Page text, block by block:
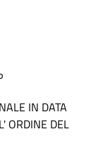
IN DATA
ORDINE DEL